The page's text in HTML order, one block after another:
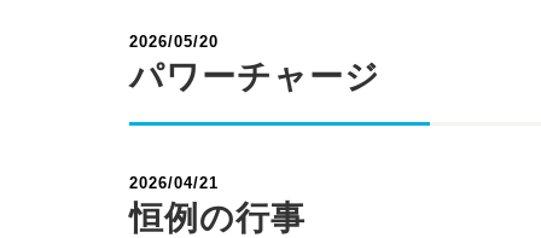
2026/05/20
パワーチャージ
2026/04/21
恒例の行事